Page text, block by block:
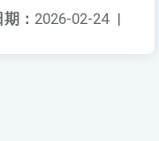
： 2026-02-24 |